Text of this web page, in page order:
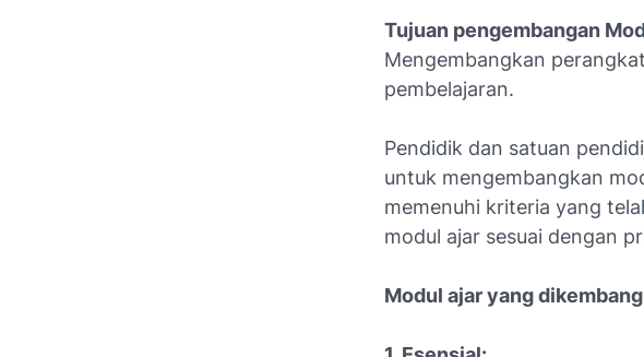
Tujuan pengembangan
Mengembangkan
pembelajaran.
Pendidik dan satuan
untuk mengembangkan
memenuhi kriteria yang
modul ajar sesuai dengan
Modul ajar yang